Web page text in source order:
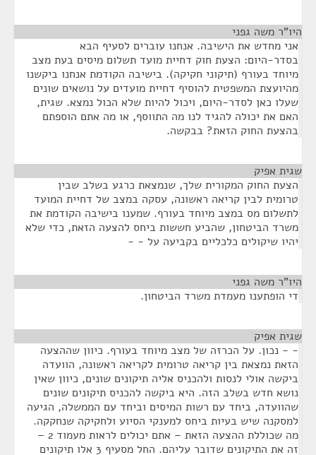
היו"ר משה גפני
אני מחדש את הישיבה. אנחנו עוברים לסעיף הבא
בסדר-היום: הצעת חוק דחיית מועד תשלום מיסים בעת מצב
מיוחד בעורף (תיקוני חקיקה). בישיבה הקודמת אנחנו ביקשנו
מהיועצת המשפטית להוסיף דחיית מועדים על נושאים שונים
שעלו כאן לסדר-היום, ויכול להיות שלא הכול נמצא. שגית,
האם את יכולה להגיד לנו מה התווסף, או מה אתם הוספתם
בהצעת החוק הזאת? בבקשה.
שגית אפיק
הצעת החוק המקורית שלך, שנמצאת כרגע בשלב שבין
טרומית לבין קריאה ראשונה, עסקה במצב של דחיית המועד
לתשלום מס במצב מיוחד בעורף. שמענו בישיבה הקודמת את
משרד הביטחון, שהביע חששות ביחס להצעה הזאת, כדי שלא
יהיו שיקולים כלכליים בקביעה על - -
היו"ר משה גפני
די הופתענו מעמדת משרד הביטחון.
שגית אפיק
- - נכון. על הכרזה של מצב מיוחד בעורף. כיוון שההצעה
הזאת נמצאת בין קריאה טרומית לקריאה ראשונה, הוועדה
ביקשה אולי לנסות ולהכניס אליה תיקונים שונים, כיוון שאין
נושא חדש בשלב הזה. היא ביקשה להכניס תיקונים שונים
שהוועדה, ביחד עם רשות המיסים וביחד עם הממשלה, הגיעה
למסקנה שיש בעיות ביחס למענקי הסיוע ולחקיקה שנחקקה.
מה שכוללת ההצעה הזאת – אתם יכולים לראות מעמוד 2 –
זה את התיקונים שדובר עליהם. החל מסעיף 3 אלו תיקונים